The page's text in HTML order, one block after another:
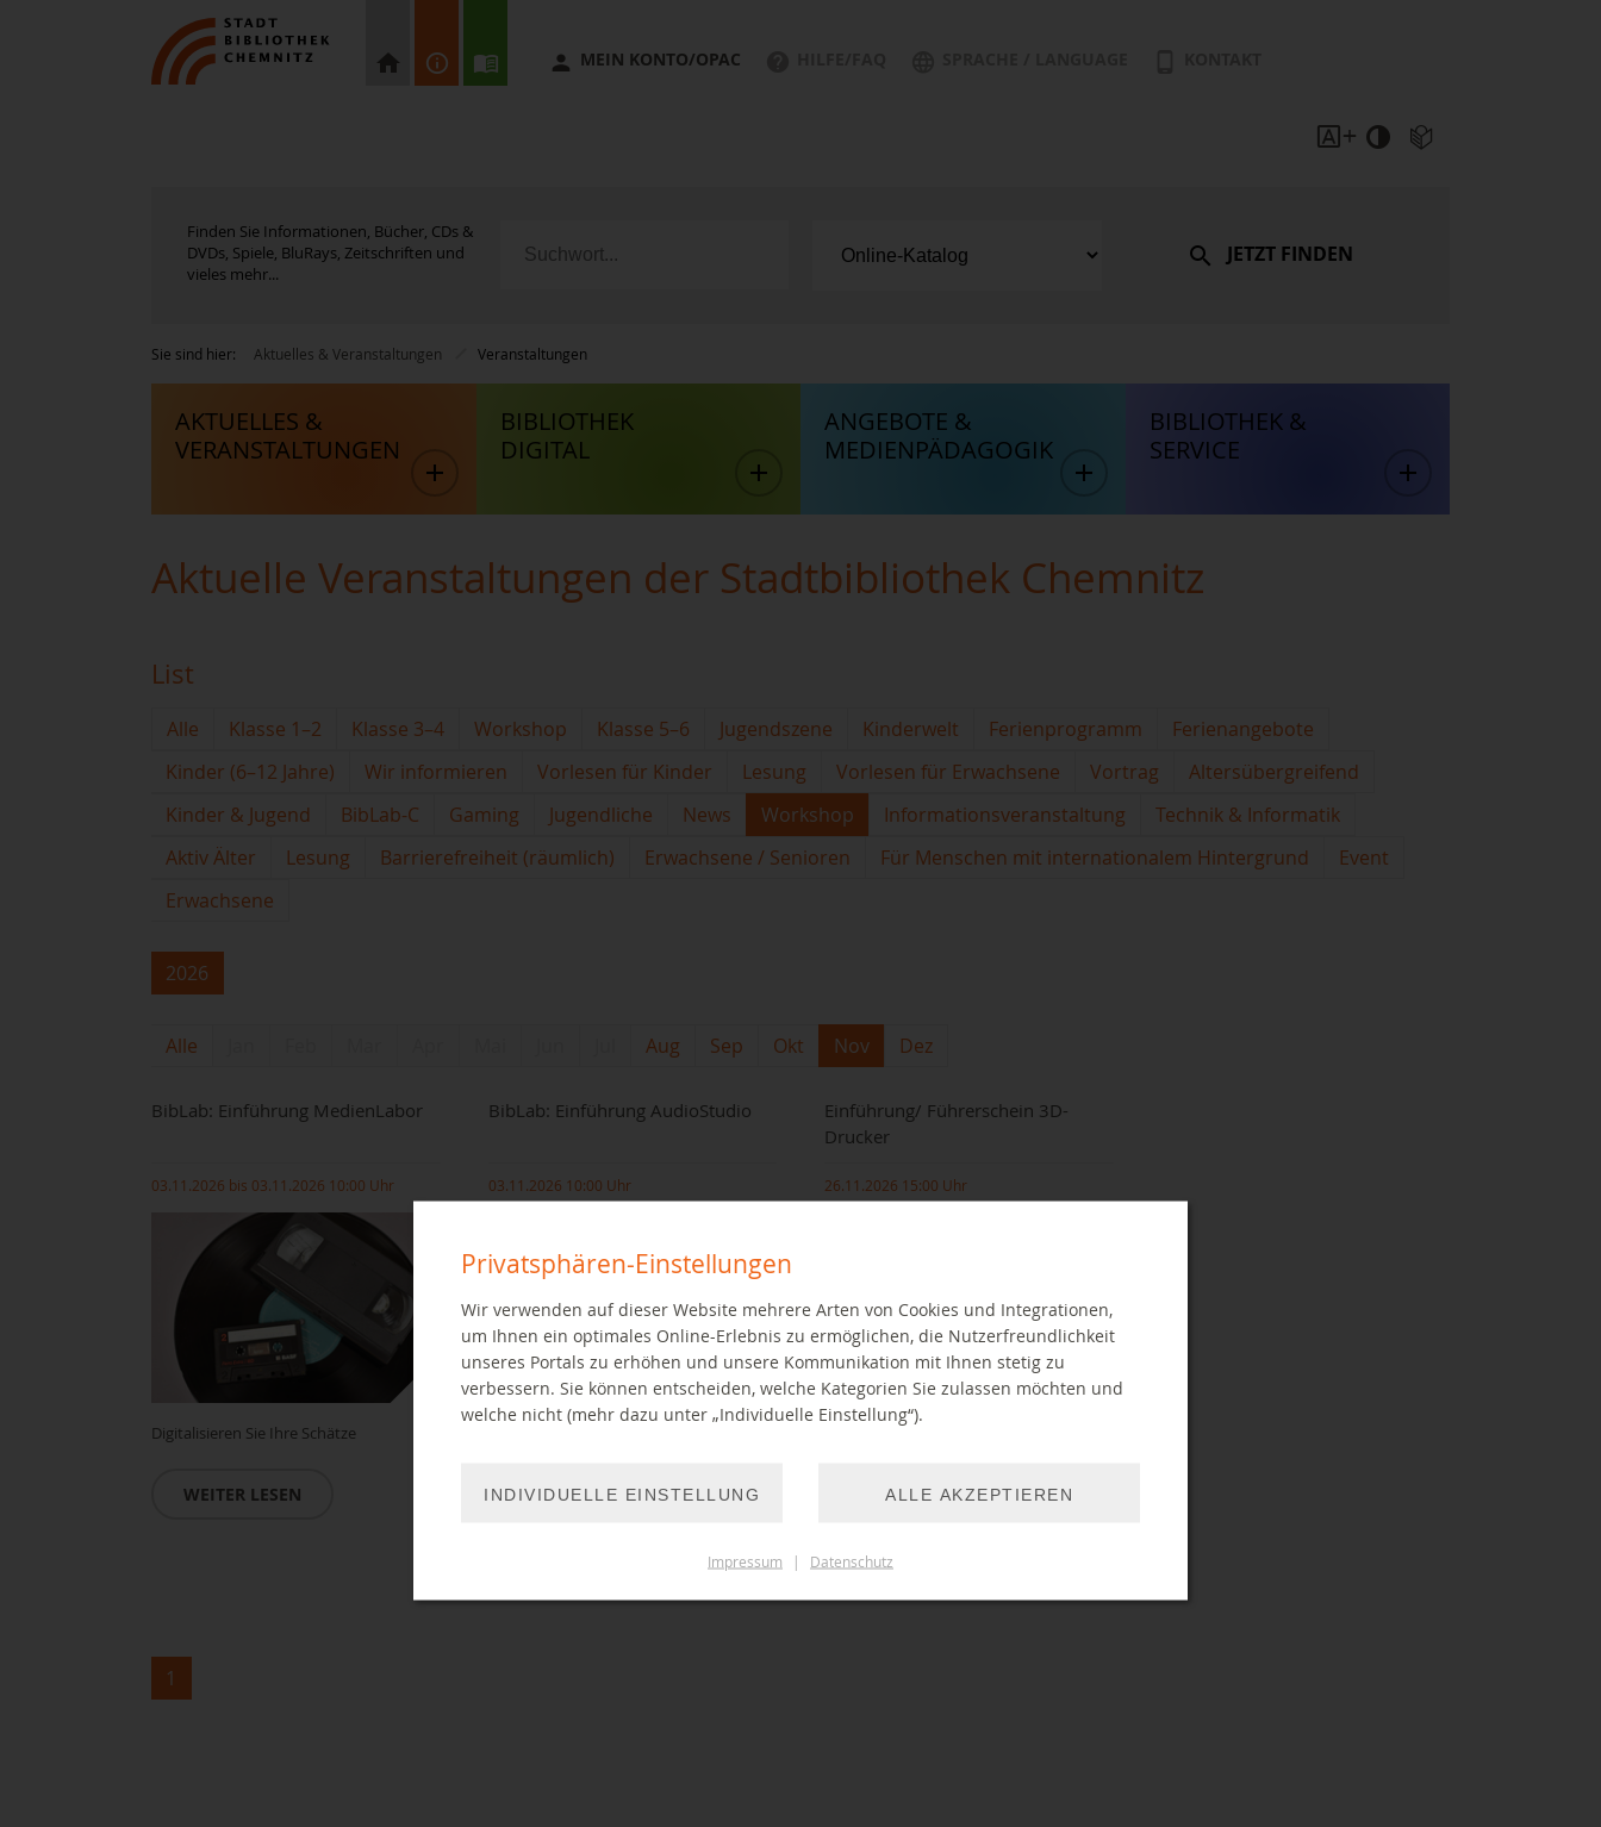
MEIN KONTO/OPAC
Finden Sie Informationen, Bücher, CDs &
DVDs, Spiele, BluRays, Zeitschriften und
vieles mehr...
JETZT FINDEN
Sie sind hier: Aktuelles & Veranstaltungen Veranstaltungen
AKTUELLES &
VERANSTALTUNGEN
BIBLIOTHEK
DIGITAL
ANGEBOTE &
MEDIENPÄDAGOGIK
BIBLIOTHEK &
SERVICE
Aktuelle Veranstaltungen der Stadtbibliothek Chemnitz
List
Alle Klasse 1–2 Klasse 3–4 Workshop Klasse 5–6 Jugendszene Kinderwelt Ferienprogramm
Ferienangebote
Kinder (6–12 Jahre)
Wir informieren Vorlesen für Kinder Lesung Vorlesen für Erwachsene Vortrag
Altersübergreifend
Kinder & Jugend
BibLab-C Gaming Jugendliche News Workshop Informationsveranstaltung
Technik & Informatik
Aktiv Älter
Lesung Barrierefreiheit (räumlich) Erwachsene / Senioren Für Menschen mit internationalem Hintergrund
Event
Erwachsene
2026
Alle Aug Sep Okt Nov Dez
BibLab: Einführung MedienLabor
03.11.2026 bis 03.11.2026 10:00 Uhr
Digitalisieren Sie Ihre Schätze
WEITER LESEN
BibLab: Einführung AudioStudio
03.11.2026 10:00 Uhr
Einführung/ Führerschein 3D-
Drucker
26.11.2026 15:00 Uhr
Einführung in den 3D-Drucker im
1
Privatsphären-Einstellungen
Wir verwenden auf dieser Website mehrere Arten von Cookies und Integrationen,
um Ihnen ein optimales Online-Erlebnis zu ermöglichen, die Nutzerfreundlichkeit
unseres Portals zu erhöhen und unsere Kommunikation mit Ihnen stetig zu
verbessern. Sie können entscheiden, welche Kategorien Sie zulassen möchten und
welche nicht (mehr dazu unter „Individuelle Einstellung“).
INDIVIDUELLE EINSTELLUNG ALLE AKZEPTIEREN
Impressum | Datenschutz